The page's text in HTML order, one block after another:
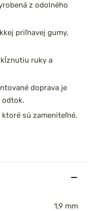
z odolného
priľnavej gumy,
ruky a
doprava je
odtok.
sú zameniteľné.
1,9 mm